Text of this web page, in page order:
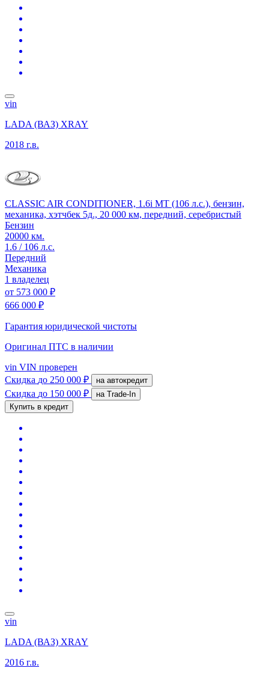
vin
LADA (ВАЗ) XRAY
2018 г.в.
CLASSIC AIR CONDITIONER, 1.6i MT (106 л.с.), бензин,
механика, хэтчбек 5д., 20 000 км, передний, серебристый
Бензин
20000 км.
1.6 / 106 л.с.
Передний
Механика
1 владелец
от 573 000 ₽
666 000 ₽
Гарантия юридической чистоты
Оригинал ПТС в наличии
vin VIN проверен
Скидка до 250 000 ₽ на автокредит
Скидка до 150 000 ₽
на Trade-In
Купить в кредит
vin
LADA (ВАЗ) XRAY
2016 г.в.